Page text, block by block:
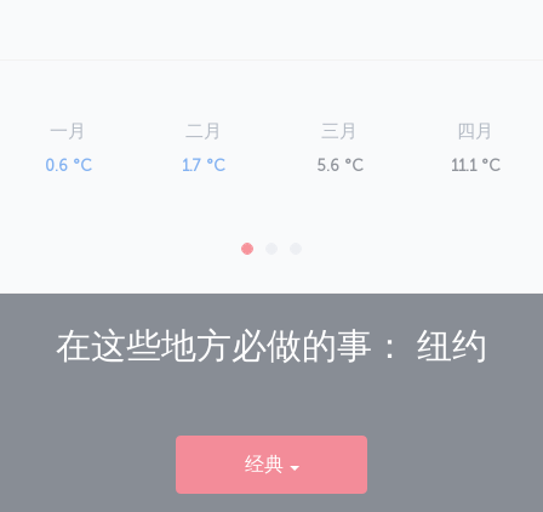
一月
0.6 °C
二月
1.7 °C
三月
5.6 °C
四月
11.1 °C
在这些地方必做的事： 纽约
经典